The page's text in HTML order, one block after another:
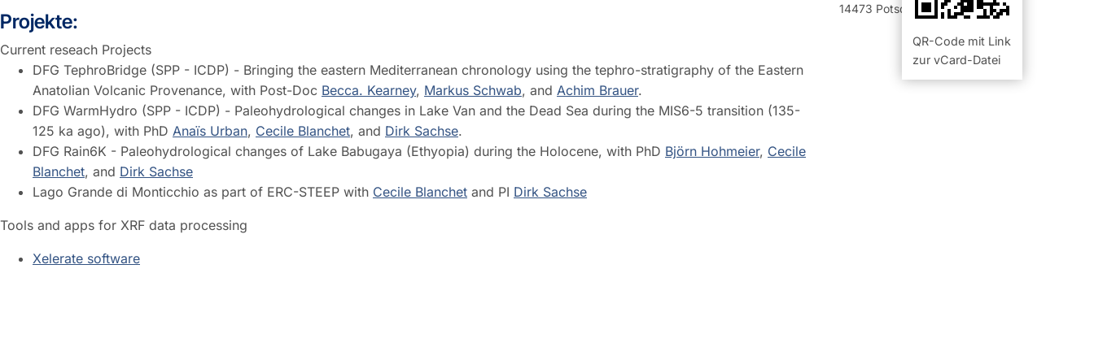
QR-Code mit Link
zur vCard-Datei
14473 Potsdam
Projekte:
Current reseach Projects
DFG TephroBridge (SPP - ICDP) - Bringing the eastern Mediterranean chronology using the tephro-stratigraphy of the Eastern
Anatolian Volcanic Provenance, with Post-Doc Becca. Kearney, Markus Schwab, and Achim Brauer.
DFG WarmHydro (SPP - ICDP) - Paleohydrological changes in Lake Van and the Dead Sea during the MIS6-5 transition (135-
125 ka ago), with PhD Anaïs Urban, Cecile Blanchet, and Dirk Sachse.
DFG Rain6K - Paleohydrological changes of Lake Babugaya (Ethyopia) during the Holocene, with PhD Björn Hohmeier, Cecile
Blanchet, and Dirk Sachse
Lago Grande di Monticchio as part of ERC-STEEP with Cecile Blanchet and PI Dirk Sachse
Tools and apps for XRF data processing
Xelerate software